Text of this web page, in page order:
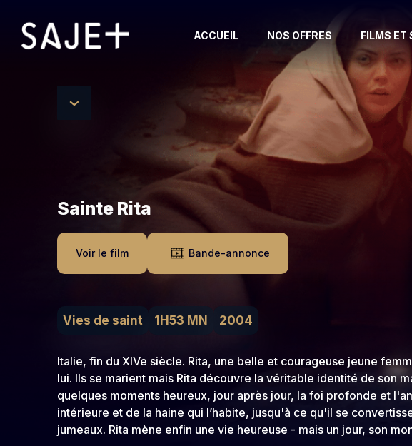
ACCUEIL NOS OFFRES FILMS ET
TOUS LES FILMS
TOUTES LES SERIES
BIOPIC/HISTOIRE VRAIE
ANIMATION
ROMANCE
FILM BIBLIQUE
COMÉDIE
Sainte Rita
Voir le film Bande-annonce
Vies de saint 1H53 MN 2004
Italie, fin du XIVe siècle. Rita, une belle et courageuse jeune
lui. Ils se marient mais Rita découvre la véritable identité de son
quelques moments heureux, jour après jour, la foi profonde et
intérieure et de la haine qui l’habite, jusqu'à ce qu'il se
jumeaux. Rita mène enfin une vie heureuse - mais un jour, son